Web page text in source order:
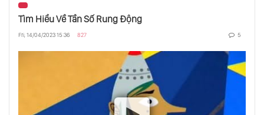
Cách Để Tạo Ảnh Hưởng Đến Mọi Người
Xung Quanh Bạn
Tìm Hiểu Về Tần Số Rung Động
Fri, 14/04/2023 15:36 827 5